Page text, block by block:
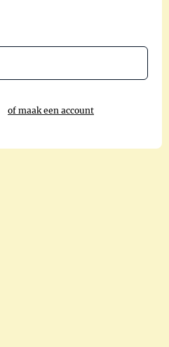
of maak een account